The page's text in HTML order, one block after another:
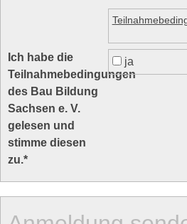
Ich habe die
Teilnahmebedingungen
des Bau Bildung
Sachsen e. V.
gelesen und
stimme diesen
zu.*
ja